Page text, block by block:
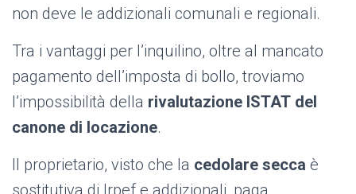
non deve le addizionali comunali e regionali.
Tra i vantaggi per l’inquilino, oltre al mancato
pagamento dell’imposta di bollo, troviamo
l’impossibilità della rivalutazione ISTAT del
canone di locazione.
Il proprietario, visto che la cedolare secca è